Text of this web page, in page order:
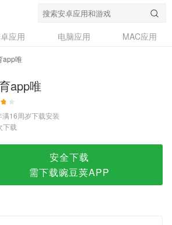
应用 电脑应用
MAC应用
专题
app唯
app唯
满16周岁下载安装
下载
安全下载
需下载豌豆荚APP